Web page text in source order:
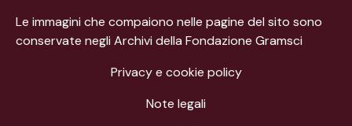
Le immagini che compaiono nelle pagine del sito sono
conservate negli Archivi della Fondazione Gramsci
Privacy e cookie policy
Note legali